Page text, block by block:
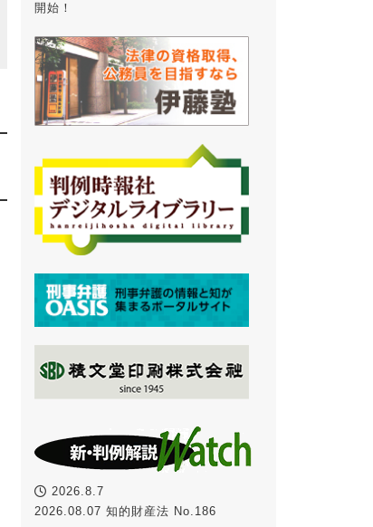
開始！
2026.8.7
2026.08.07 知的財産法 No.186